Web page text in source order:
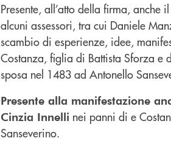
Presente, all’atto della firma,
alcuni assessori, tra cui Daniele
scambio di esperienze, idee,
Costanza, figlia di Battista Sforza e
sposa nel 1483 ad Antonello
Presente alla manifestazione
Cinzia Innelli nei panni di e
Sanseverino.